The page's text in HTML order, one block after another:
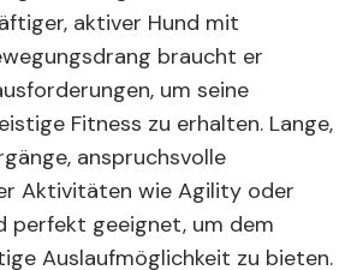
aktiver Hund mit
braucht er
um seine
Fitness zu erhalten. Lange,
anspruchsvolle
Aktivitäten wie Agility oder
perfekt geeignet, um dem
Auslaufmöglichkeit zu bieten.